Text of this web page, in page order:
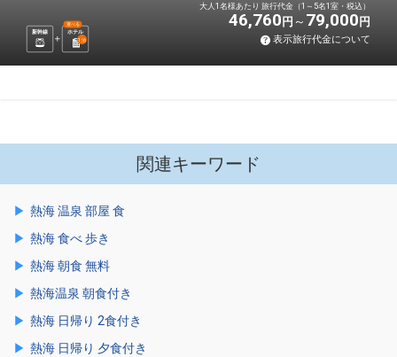
新幹線 ホテル
選べる
1 泊
大人1名様あたり 旅行代金（1～5名1室・税込）
46,760 円 79,000 円
表示旅行代金について
関連キーワード
熱海 温泉 部屋 食
熱海 食べ 歩き
熱海 朝食 無料
熱海温泉 朝食付き
熱海 日帰り 2食付き
熱海 日帰り 夕食付き